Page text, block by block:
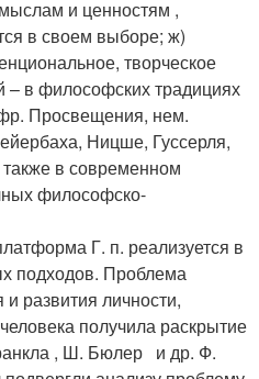
и ценностям ,
в своем выборе; ж)
творческое
– в философских традициях
Просвещения, нем.
Ницше, Гуссерля,
также в современном
философско-
Г. п. реализуется в
подходов. Проблема
развития личности,
получила раскрытие
, Ш. Бюлер и др. Ф.